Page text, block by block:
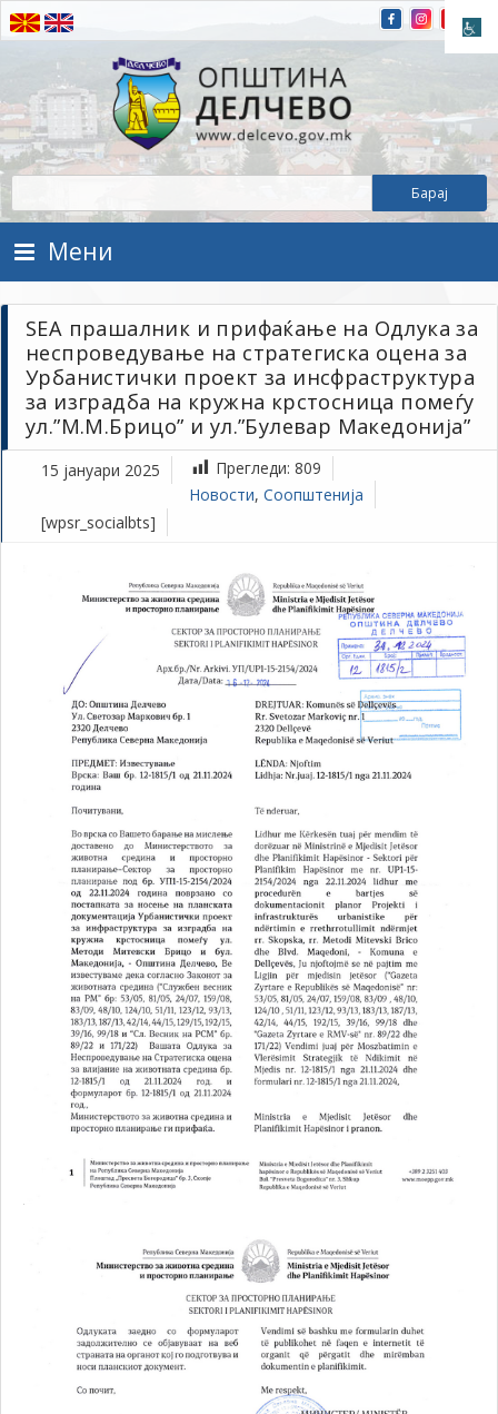
Прескокнете на содржината
Општина Делчево
Општина Делчево
Мени
SEA прашалник и прифаќање на Одлука за
неспроведување на стратегиска оцена за
Урбанистички проект за инсфраструктура
за изградба на кружна крстосница помеѓу
ул.”М.М.Брицо” и ул.”Булевар Македонија”
15 јануари 2025 Прегледи: 809
Новости, Соопштенија
[wpsr_socialbts]